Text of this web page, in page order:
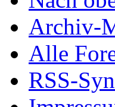
Archiv-
Alle
RSS-